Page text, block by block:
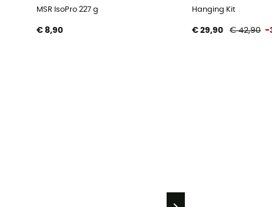
MSR IsoPro 227 g
€ 8,90
Hanging Kit
€ 29,90 € 42,90 -